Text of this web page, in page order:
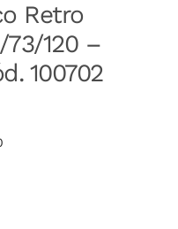
Retro
73/120 –
100702